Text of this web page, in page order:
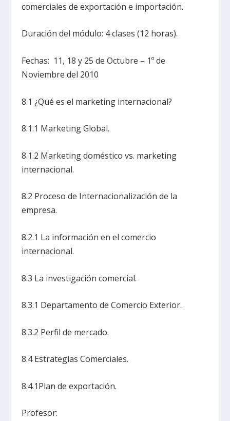
comerciales de exportación e importación.
Duración del módulo: 4 clases (12 horas).
Fechas: 11, 18 y 25 de Octubre – 1º de
Noviembre del 2010
8.1 ¿Qué es el marketing internacional?
8.1.1 Marketing Global.
8.1.2 Marketing doméstico vs. marketing
internacional.
8.2 Proceso de Internacionalización de la
empresa.
8.2.1 La información en el comercio
internacional.
8.3 La investigación comercial.
8.3.1 Departamento de Comercio Exterior.
8.3.2 Perfil de mercado.
8.4 Estrategias Comerciales.
8.4.1Plan de exportación.
Profesor: